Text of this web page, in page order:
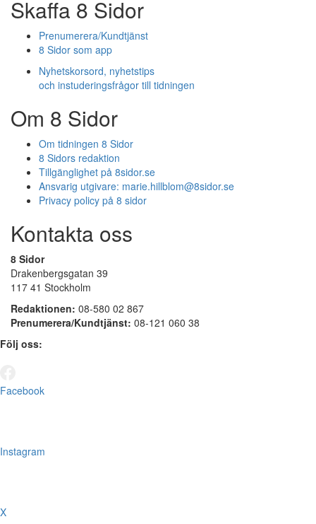
Skaffa 8 Sidor
Prenumerera/Kundtjänst
8 Sidor som app
Nyhetskorsord, nyhetstips
och instuderingsfrågor till tidningen
Om 8 Sidor
Om tidningen 8 Sidor
8 Sidors redaktion
Tillgänglighet på 8sidor.se
Ansvarig utgivare: marie.hillblom@8sidor.se
Privacy policy på 8 sidor
Kontakta oss
8 Sidor
Drakenbergsgatan 39
117 41 Stockholm
Redaktionen: 08-580 02 867
Prenumerera/Kundtjänst: 08-121 060 38
Följ oss:
Facebook
Instagram
X